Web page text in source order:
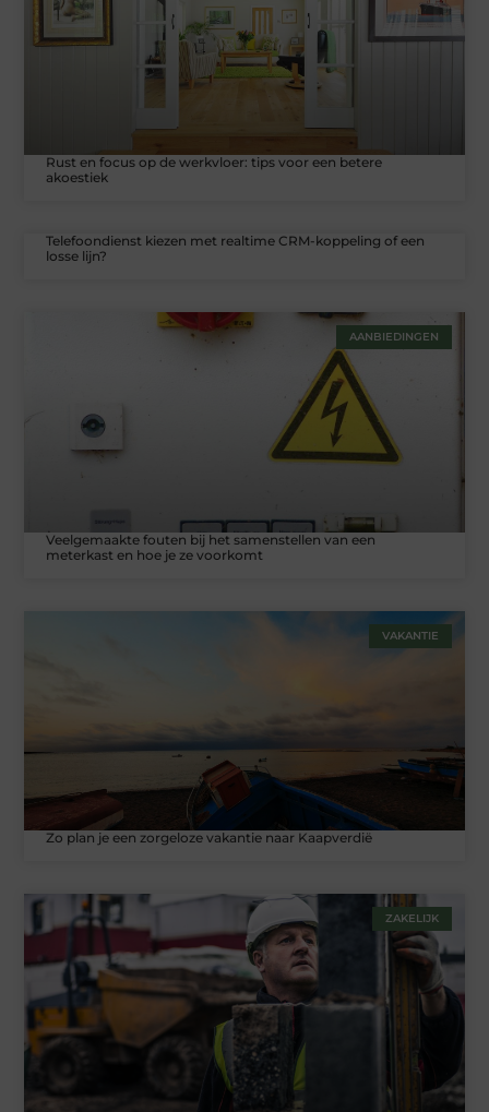
Rust en focus op de werkvloer: tips voor een betere
akoestiek
Telefoondienst kiezen met realtime CRM-koppeling of een
losse lijn?
AANBIEDINGEN
Veelgemaakte fouten bij het samenstellen van een
meterkast en hoe je ze voorkomt
VAKANTIE
Zo plan je een zorgeloze vakantie naar Kaapverdië
ZAKELIJK